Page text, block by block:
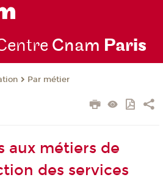
Cnam Paris
Par métier
aux métiers de
des services